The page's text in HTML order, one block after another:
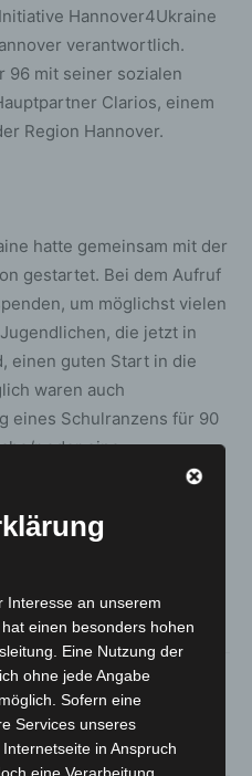
Hannover4Ukraine
verantwortlich.
96 mit seiner sozialen
Clarios, einem
Region Hannover.
hatte gemeinsam mit der
gestartet. Bei dem Aufruf
um möglichst vielen
die jetzt in
einen guten Start in die
waren auch
eines Schulranzens für 90
r oder eine
Schulranzen für 200
r. Gesammelt wurden
geeignet für die
Leibniz Universität
Interesse an unserem
einen besonders hohen
Eine Nutzung der
ohne jede Angabe
Sofern eine
Services unseres
in Anspruch
eine Verarbeitung